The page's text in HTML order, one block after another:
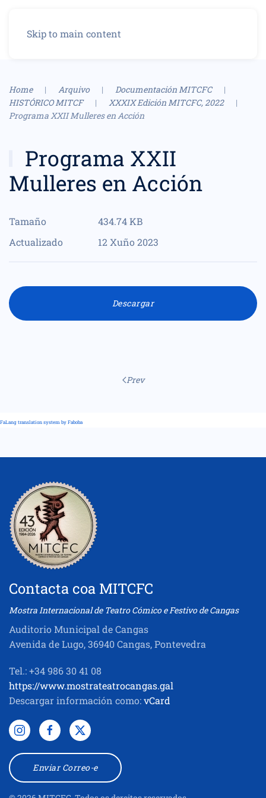
Skip to main content
Home Arquivo
Documentación MITCFC
HISTÓRICO MITCF
XXXIX Edición MITCFC, 2022
Programa XXII Mulleres en Acción
Programa XXII
Mulleres en Acción
Tamaño
434.74 KB
Actualizado
12 Xuño 2023
Descargar
Prev
FaLang translation system by Faboba
Contacta coa MITCFC
Mostra Internacional de Teatro Cómico e Festivo de Cangas
Auditorio Municipal de Cangas
Avenida de Lugo, 36940 Cangas, Pontevedra
Tel.: +34 986 30 41 08
https://www.mostrateatrocangas.gal
Descargar información como:vCard
Enviar Correo-e